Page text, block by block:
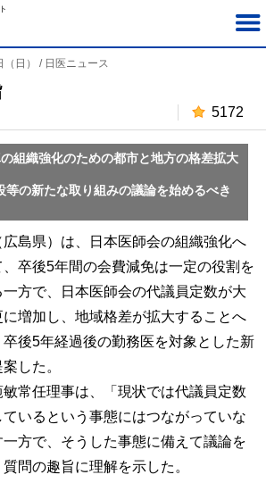
日） / 日医ニュース
5172
組織強化のための都市と地方の格差拡大
等の新たな取り組みの議論を始めるべき
島県）は、日本医師会の組織強化へ
卒後5年間の会費減免は一定の役割を
方で、日本医師会の代議員定数が大
増加し、地域格差が拡大することへ
後5年経過後の勤務医を対象とした新
した。
常任理事は、「現状では代議員定数
いるという事態にはつながっていな
方で、そうした事態に備えて議論を
問の趣旨に理解を示した。